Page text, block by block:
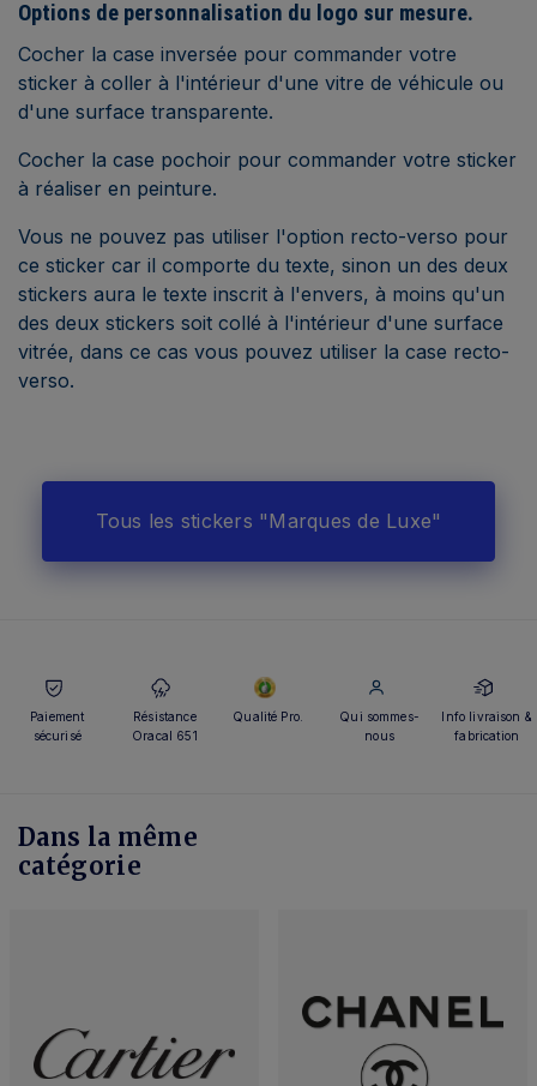
Options de personnalisation du logo sur mesure.
Cocher la case inversée pour commander votre
sticker à coller à l'intérieur d'une vitre de véhicule ou
d'une surface transparente.
Cocher la case pochoir pour commander votre sticker
à réaliser en peinture.
Vous ne pouvez pas utiliser l'option recto-verso pour
ce sticker car il comporte du texte, sinon un des deux
stickers aura le texte inscrit à l'envers, à moins qu'un
des deux stickers soit collé à l'intérieur d'une surface
vitrée, dans ce cas vous pouvez utiliser la case recto-
verso.
Tous les stickers "Marques de Luxe"
Paiement
sécurisé
Résistance
Oracal 651
Qualité Pro.
Qui sommes-
nous
Info livraison &
fabrication
Dans la même
catégorie